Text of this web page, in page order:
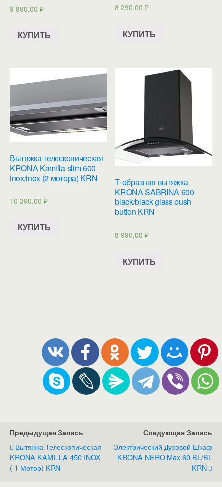
9 890,00 ₽
КУПИТЬ
8 290,00₽
КУПИТЬ
Вытяжка телескопическая
KRONA Kamilla slim 600
inox/inox (2 мотора) KRN
10 390,00 ₽
КУПИТЬ
Т-образная вытяжка
KRONA SABRINA 600
black/black glass push
button KRN
8 990,00₽
КУПИТЬ
Предыдущая Запись
Вытяжка Телескопическая
KRONA KAMILLA 450 INOX
( 1 Мотор) KRN
Следующая Запись
Электрический Духовой Шкаф
KRONA NERO Max 60 BL/BL
KRN